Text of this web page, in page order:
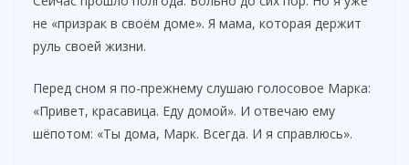
не «призрак в своём доме». Я мама, которая держит
руль своей жизни.
Перед сном я по-прежнему слушаю голосовое Марка:
«Привет, красавица. Еду домой». И отвечаю ему
шёпотом: «Ты дома, Марк. Всегда. И я справлюсь».